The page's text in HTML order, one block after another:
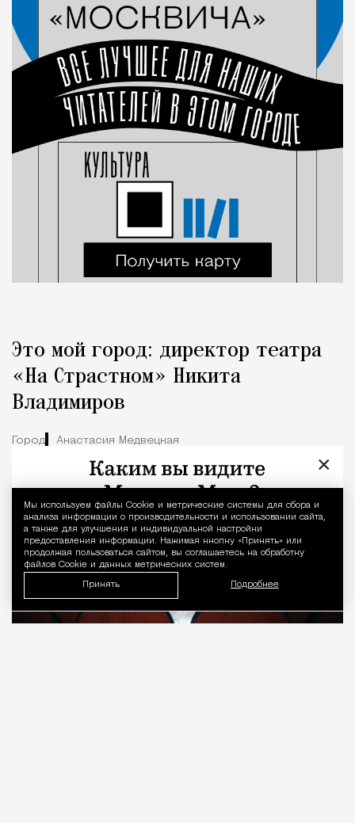
Уведомление
Мы используем файлы Сookie и метрические системы для сбора и
анализа информации о производительности и использовании сайта,
а также для улучшения и индивидуальной настройки
предоставления информации. Нажимая кнопку «Принять» или
продолжая пользоваться сайтом, вы соглашаетесь на обработку
файлов Cookie и данных метрических систем.
Принять Подробнее
Это мой город: директор театра
«На Страстном» Никита
Владимиров
Город Анастасия Медвецкая
×